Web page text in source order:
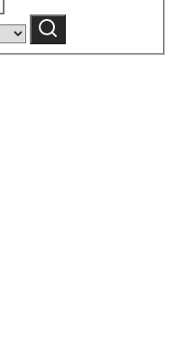
category:
Caută